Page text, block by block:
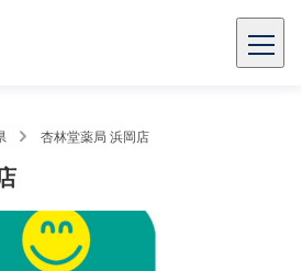
杏林堂薬局 浜岡店